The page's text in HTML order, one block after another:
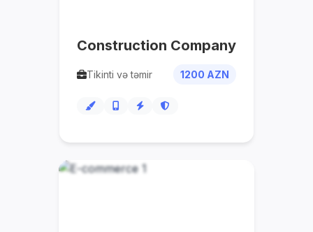
Construction Company
Tikinti və təmir 1200 AZN